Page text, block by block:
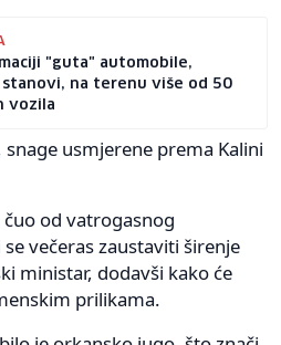
"guta" automobile,
stanovi, na terenu više od 50
vozila
usmjerene prema Kalini
od vatrogasnog
večeras zaustaviti širenje
ministar, dodavši kako će
prilikama.